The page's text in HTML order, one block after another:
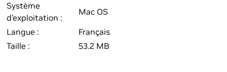
Système
d’exploitation :
Mac OS
Langue :
Français
Taille :
53.2 MB